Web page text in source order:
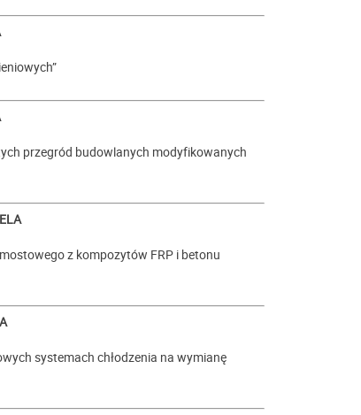
przegród budowlanych modyfikowanych
z kompozytów FRP i betonu
systemach chłodzenia na wymianę